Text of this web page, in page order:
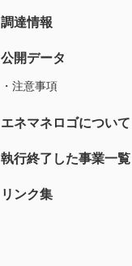
調達情報
公開データ
・注意事項
エネマネロゴについて
執行終了した事業一覧
リンク集